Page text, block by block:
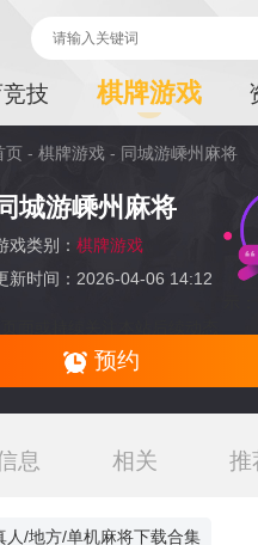
技 棋牌游戏
页 -棋牌游戏 - 同城游嵊州麻将
城游嵊州麻将
戏类别： 棋牌游戏
新时间：2026-04-06 14:12
预约
息 相关 推
人/地方/单机麻将下载合集